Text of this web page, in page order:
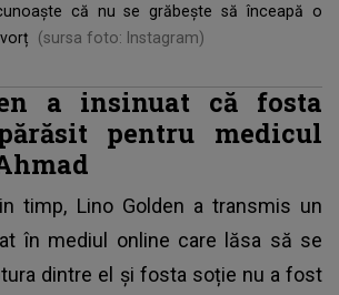
că nu se grăbește să înceapă o
(sursa foto: Instagram)
a insinuat că fosta
pentru medicul
timp, Lino Golden a transmis un
în mediul online care lăsa să se
dintre el și fosta soție nu a fost